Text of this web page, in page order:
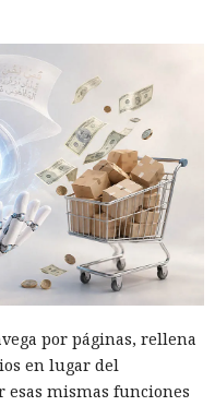
por páginas, rellena
en lugar del
esas mismas funciones